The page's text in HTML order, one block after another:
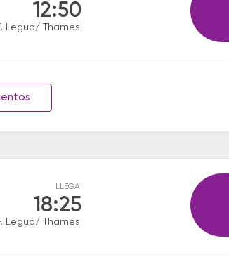
12:50
Legua/ Thames
LLEGA
18:25
Legua/ Thames